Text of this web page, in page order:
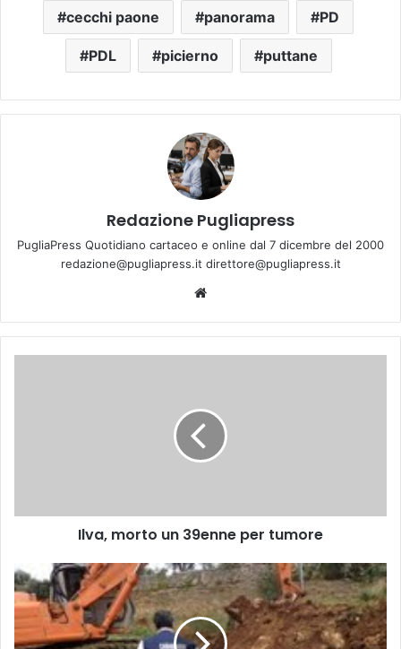
cecchi paone panorama PD
PDL picierno puttane
Redazione Pugliapress
PugliaPress Quotidiano cartaceo e online dal 7 dicembre del 2000
redazione@pugliapress.it direttore@pugliapress.it
te
t
n
3
9
e
n
Ilva, morto un 39enne per tumore
R
i
f
i